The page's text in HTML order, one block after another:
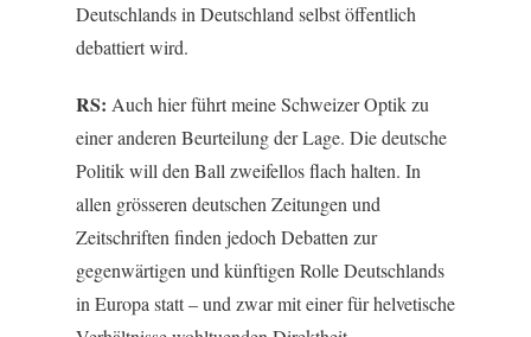
Deutschlands in Deutschland selbst öffentlich
debattiert wird.
RS: Auch hier führt meine Schweizer Optik zu
einer anderen Beurteilung der Lage. Die deutsche
Politik will den Ball zweifellos flach halten. In
allen grösseren deutschen Zeitungen und
Zeitschriften finden jedoch Debatten zur
gegenwärtigen und künftigen Rolle Deutschlands
in Europa statt – und zwar mit einer für helvetische